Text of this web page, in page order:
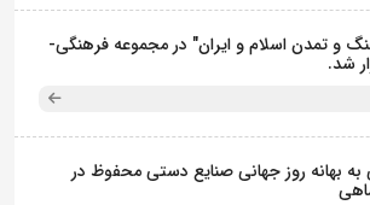
و تمدن اسلام و ایران" در مجموعه فرهنگی‌-
شد.
به بهانه روز جهانی صنایع دستی محفوظ در